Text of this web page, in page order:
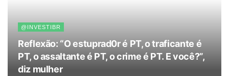
@INVESTIBR
Reflexão: “O estuprad0r é PT, o traficante é
PT, o assaltante é PT, o crime é PT. E você?”,
diz mulher